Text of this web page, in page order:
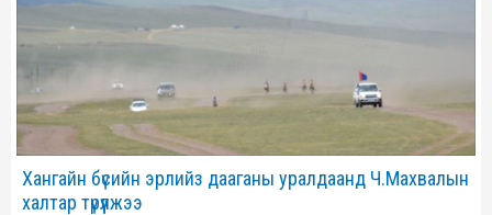
Хангайн бүсийн эрлийз дааганы уралдаанд Ч.Махвалын
халтар түрүүлжээ